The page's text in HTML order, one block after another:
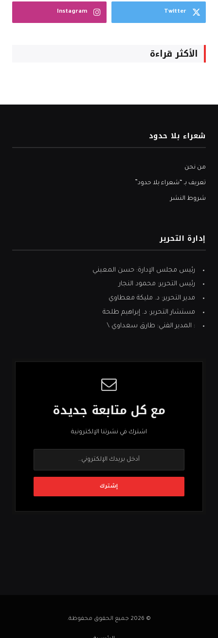
Twitter
Instagram
الأكثر قراءة
شعراء بلا حدود
من نحن
تعريف بـ “شعراء بلا حدود”
شروط النشر
إدارة التحرير
رئيس مجلس الإدارة: حسن المعيني
رئيس التحرير: محمود النجار
مدير التحرير: د. مليكة معطاوي
مستشار التحرير: د. إبراهيم طلحة
: المدير الفني: طارق سعداوي \
مع كل متابعة جديدة
اشترك في نشرتنا الإلكترونية
© 2026 جميع الحقوق محفوظة.